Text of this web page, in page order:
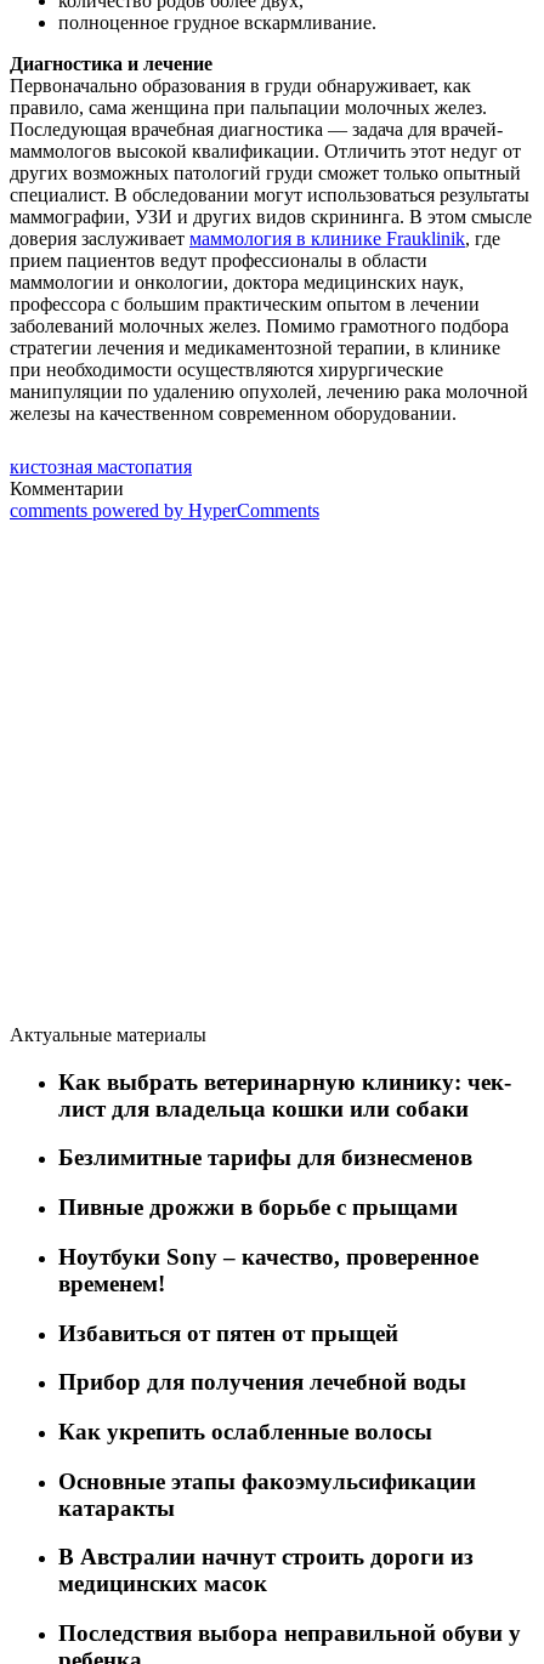
полноценное грудное вскармливание.
Диагностика и лечение
Первоначально образования в груди обнаруживает, как
правило, сама женщина при пальпации молочных желез.
Последующая врачебная диагностика — задача для врачей-
маммологов высокой квалификации. Отличить этот недуг от
других возможных патологий груди сможет только опытный
специалист. В обследовании могут использоваться результаты
маммографии, УЗИ и других видов скрининга. В этом смысле
доверия заслуживает маммология в клинике Frauklinik, где
прием пациентов ведут профессионалы в области
маммологии и онкологии, доктора медицинских наук,
профессора с большим практическим опытом в лечении
заболеваний молочных желез. Помимо грамотного подбора
стратегии лечения и медикаментозной терапии, в клинике
при необходимости осуществляются хирургические
манипуляции по удалению опухолей, лечению рака молочной
железы на качественном современном оборудовании.
кистозная мастопатия
Комментарии
comments powered by HyperComments
Актуальные материалы
Как выбрать ветеринарную клинику: чек-
лист для владельца кошки или собаки
Безлимитные тарифы для бизнесменов
Пивные дрожжи в борьбе с прыщами
Ноутбуки Sony – качество, проверенное
временем!
Избавиться от пятен от прыщей
Прибор для получения лечебной воды
Как укрепить ослабленные волосы
Основные этапы факоэмульсификации
катаракты
В Австралии начнут строить дороги из
медицинских масок
Последствия выбора неправильной обуви у